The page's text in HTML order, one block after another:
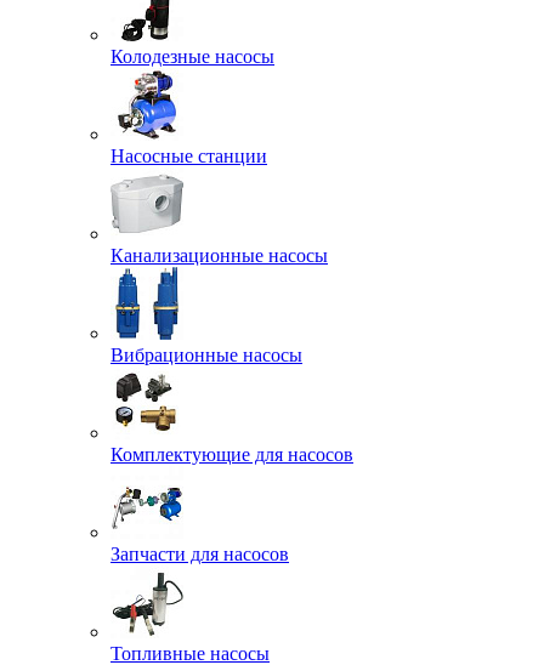
Колодезные насосы
Насосные станции
Канализационные насосы
Вибрационные насосы
Комплектующие для насосов
Запчасти для насосов
Топливные насосы